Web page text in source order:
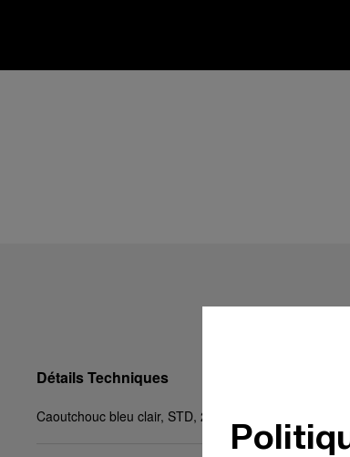
Détails Techniques
Caoutchouc bleu clair, STD, 24/22, BDR